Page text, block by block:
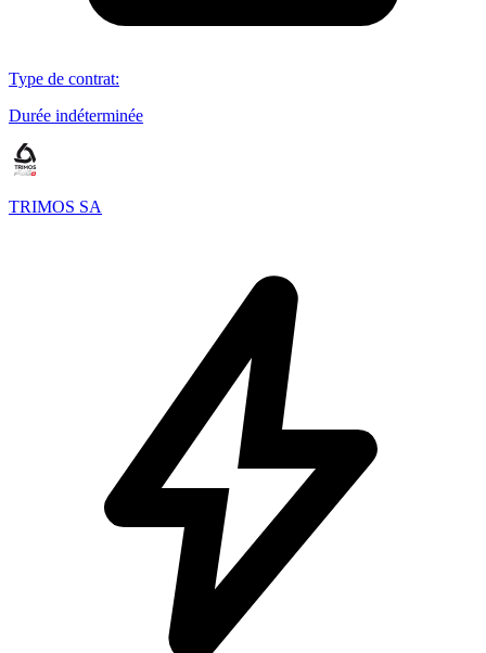
Type de contrat:
Durée indéterminée
TRIMOS SA